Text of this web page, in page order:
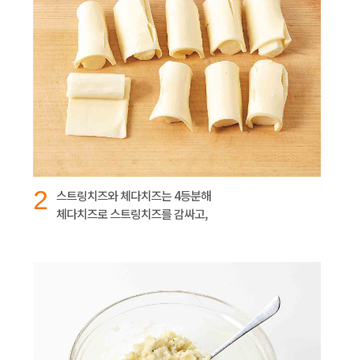
2 스트링치즈와 체다치즈는 4등분해
체다치즈로 스트링치즈를 감싸고,